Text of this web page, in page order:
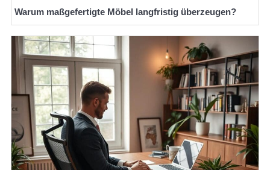
Warum maßgefertigte Möbel langfristig überzeugen?